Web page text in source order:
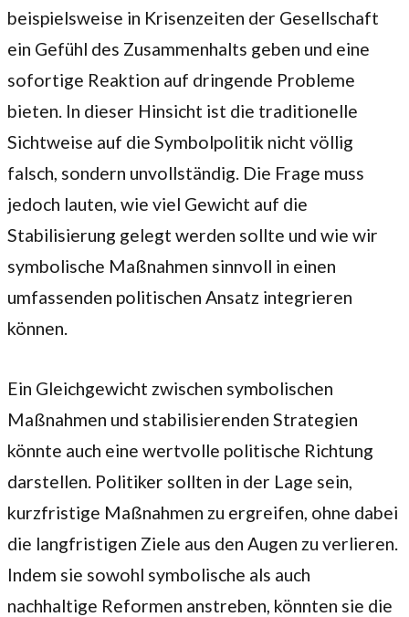
beispielsweise in Krisenzeiten der Gesellschaft
ein Gefühl des Zusammenhalts geben und eine
sofortige Reaktion auf dringende Probleme
bieten. In dieser Hinsicht ist die traditionelle
Sichtweise auf die Symbolpolitik nicht völlig
falsch, sondern unvollständig. Die Frage muss
jedoch lauten, wie viel Gewicht auf die
Stabilisierung gelegt werden sollte und wie wir
symbolische Maßnahmen sinnvoll in einen
umfassenden politischen Ansatz integrieren
können.
Ein Gleichgewicht zwischen symbolischen
Maßnahmen und stabilisierenden Strategien
könnte auch eine wertvolle politische Richtung
darstellen. Politiker sollten in der Lage sein,
kurzfristige Maßnahmen zu ergreifen, ohne dabei
die langfristigen Ziele aus den Augen zu verlieren.
Indem sie sowohl symbolische als auch
nachhaltige Reformen anstreben, könnten sie die